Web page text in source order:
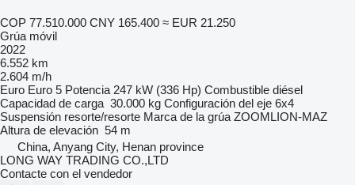
COP 77.510.000 CNY 165.400 ≈ EUR 21.250
Grúa móvil
2022
6.552 km
2.604 m/h
Euro Euro 5 Potencia 247 kW (336 Hp) Combustible diésel
Capacidad de carga 30.000 kg Configuración del eje 6x4
Suspensión resorte/resorte Marca de la grúa ZOOMLION-MAZ
Altura de elevación 54 m
China, Anyang City, Henan province
LONG WAY TRADING CO.,LTD
Contacte con el vendedor